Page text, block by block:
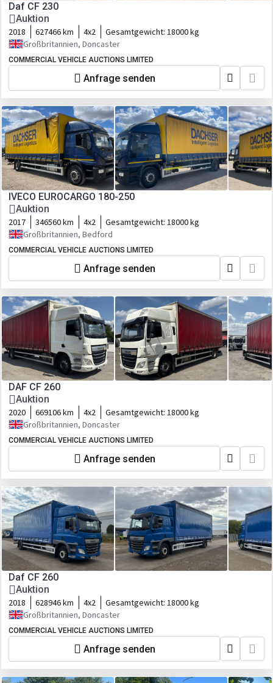
Daf CF 230
Auktion
2018 627466 km 4x2 Gesamtgewicht: 18000 kg
Großbritannien, Doncaster
COMMERCIAL VEHICLE AUCTIONS LIMITED
Anfrage senden
IVECO EUROCARGO 180-250
Auktion
2017 346560 km 4x2 Gesamtgewicht: 18000 kg
Großbritannien, Bedford
COMMERCIAL VEHICLE AUCTIONS LIMITED
Anfrage senden
DAF CF 260
Auktion
2020 669106 km 4x2 Gesamtgewicht: 18000 kg
Großbritannien, Doncaster
COMMERCIAL VEHICLE AUCTIONS LIMITED
Anfrage senden
Daf CF 260
Auktion
2018 628946 km 4x2 Gesamtgewicht: 18000 kg
Großbritannien, Doncaster
COMMERCIAL VEHICLE AUCTIONS LIMITED
Anfrage senden